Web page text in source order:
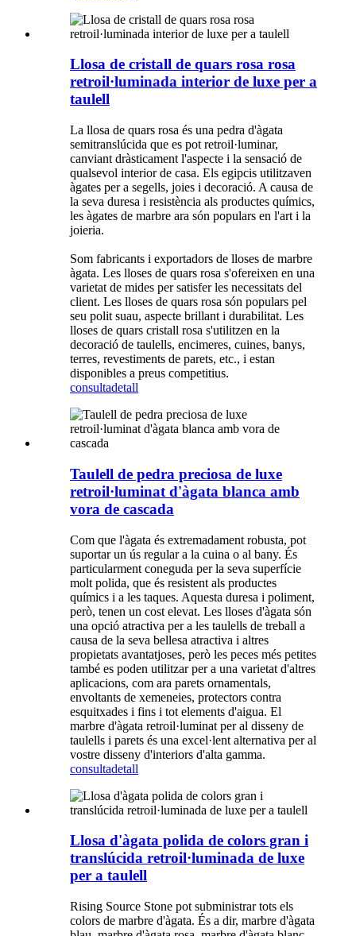
Llosa de cristall de quars rosa rosa
retroil·luminada interior de luxe per a
taulell
La llosa de quars rosa és una pedra d'àgata
semitranslúcida que es pot retroil·luminar,
canviant dràsticament l'aspecte i la sensació de
qualsevol interior de casa. Els egipcis utilitzaven
àgates per a segells, joies i decoració. A causa de
la seva duresa i resistència als productes químics,
les àgates de marbre ara són populars en l'art i la
joieria.
Som fabricants i exportadors de lloses de marbre
àgata. Les lloses de quars rosa s'ofereixen en una
varietat de mides per satisfer les necessitats del
client. Les lloses de quars rosa són populars pel
seu polit suau, aspecte brillant i durabilitat. Les
lloses de quars cristall rosa s'utilitzen en la
decoració de taulells, encimeres, cuines, banys,
terres, revestiments de parets, etc., i estan
disponibles a preus competitius.
consultadetall
Taulell de pedra preciosa de luxe
retroil·luminat d'àgata blanca amb
vora de cascada
Com que l'àgata és extremadament robusta, pot
suportar un ús regular a la cuina o al bany. És
particularment coneguda per la seva superfície
molt polida, que és resistent als productes
químics i a les taques. Aquesta duresa i poliment,
però, tenen un cost elevat. Les lloses d'àgata són
una opció atractiva per a les taulells de treball a
causa de la seva bellesa atractiva i altres
propietats avantatjoses, però les peces més petites
també es poden utilitzar per a una varietat d'altres
aplicacions, com ara parets ornamentals,
envoltants de xemeneies, protectors contra
esquitxades i fins i tot elements d'aigua. El
marbre d'àgata retroil·luminat per al disseny de
taulells i parets és una excel·lent alternativa per al
vostre disseny d'interiors d'alta gamma.
consultadetall
Llosa d'àgata polida de colors gran i
translúcida retroil·luminada de luxe
per a taulell
Rising Source Stone pot subministrar tots els
colors de marbre d'àgata. És a dir, marbre d'àgata